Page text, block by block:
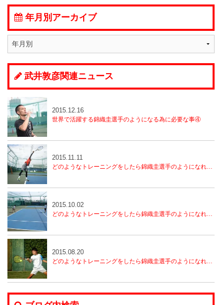
年月別アーカイブ
武井敦彦関連ニュース
世界で活躍する錦織圭選手のようになる為に必要な事④
2015.12.16
どのようなトレーニングをしたら錦織圭選手のようになれるのか？（3）
2015.11.11
どのようなトレーニングをしたら錦織圭選手のようになれるのか？（2）
2015.10.02
どのようなトレーニングをしたら錦織圭選手のようになれるのか？（1）
2015.08.20